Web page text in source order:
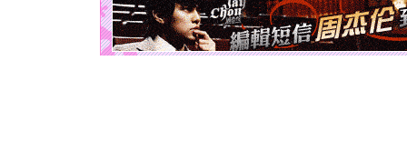
[圣诞节]
如意,快
[元旦]看
断电。爱